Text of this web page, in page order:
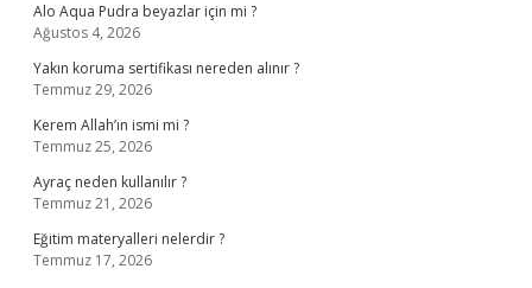
Alo Aqua Pudra beyazlar için mi ?
Ağustos 4, 2026
Yakın koruma sertifikası nereden alınır ?
Temmuz 29, 2026
Kerem Allah’ın ismi mi ?
Temmuz 25, 2026
Ayraç neden kullanılır ?
Temmuz 21, 2026
Eğitim materyalleri nelerdir ?
Temmuz 17, 2026